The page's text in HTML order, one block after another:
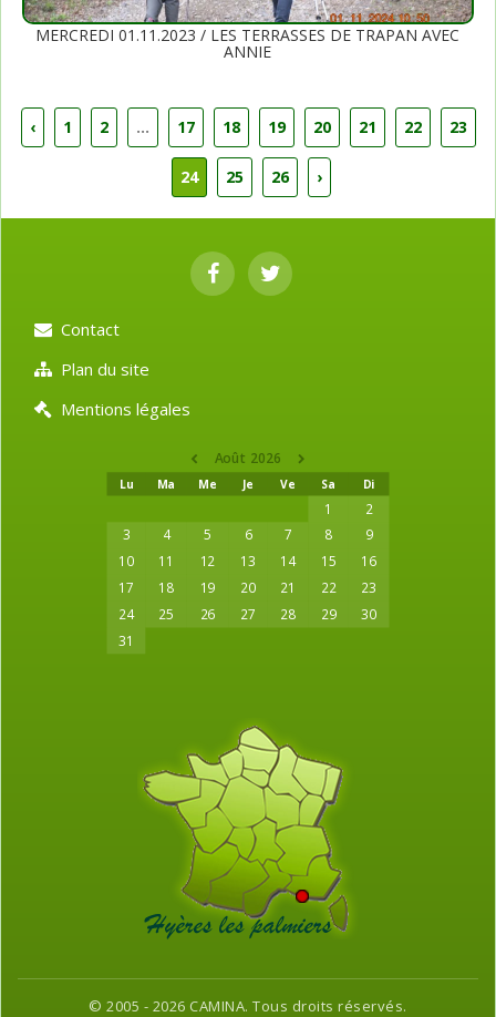
MERCREDI 01.11.2023 / LES TERRASSES DE TRAPAN AVEC
ANNIE
‹ 1 2 ... 17 18 19 20 21 22 23
24 25 26 ›
Contact
Plan du site
Mentions légales
Août 2026
Lu Ma Me Je Ve Sa Di
1
2
3
4 5 6 7 8 9
10 11 12 13 14 15
16
17
18 19 20 21 22
23
24
25 26 27 28 29 30
31
© 2005 - 2026 CAMINA. Tous droits réservés.